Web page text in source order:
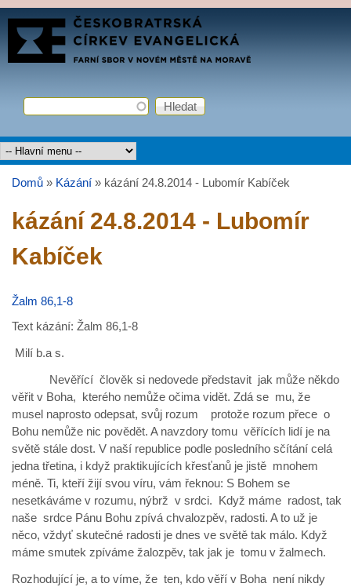
Přejít k hlavnímu obsahu
FARNÍ
SBOR
Vyhledávání
Hledat
Hlavní menu
Domů » Kázání » kázání 24.8.2014 - Lubomír Kabíček
kázání 24.8.2014 - Lubomír
Kabíček
Žalm 86,1-8
Text kázání: Žalm 86,1-8
Milí b.a s.
Nevěřící člověk si nedovede představit jak může někdo
věřit v Boha, kterého nemůže očima vidět. Zdá se mu, že
musel naprosto odepsat, svůj rozum protože rozum přece o
Bohu nemůže nic povědět. A navzdory tomu věřících lidí je na
světě stále dost. V naší republice podle posledního sčítání celá
jedna třetina, i když praktikujících křesťanů je jistě mnohem
méně. Ti, kteří žijí svou víru, vám řeknou: S Bohem se
nesetkáváme v rozumu, nýbrž v srdci. Když máme radost, tak
naše srdce Pánu Bohu zpívá chvalozpěv, radosti. A to už je
něco, vždyť skutečné radosti je dnes ve světě tak málo. Když
máme smutek zpíváme žalozpěv, tak jak je tomu v žalmech.
Rozhodující je, a to víme, že ten, kdo věří v Boha není nikdy